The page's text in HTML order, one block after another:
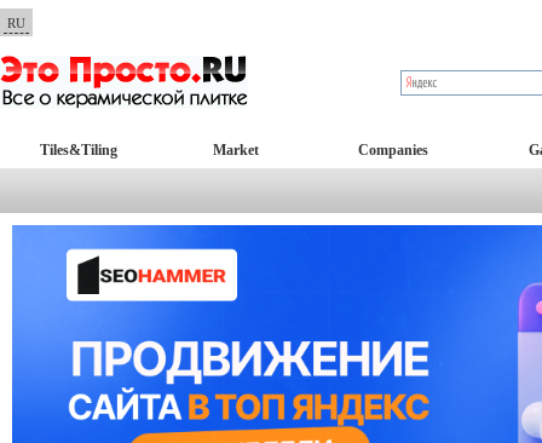
RU
Tiles&Tiling Market Companies